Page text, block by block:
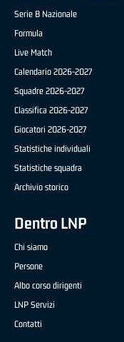
Serie B Nazionale
Formula
Live Match
Calendario 2026-2027
Squadre 2026-2027
Classifica 2026-2027
Giocatori 2026-2027
Statistiche individuali
Statistiche squadra
Archivio storico
Dentro LNP
Chi siamo
Persone
Albo corso dirigenti
LNP Servizi
Contatti